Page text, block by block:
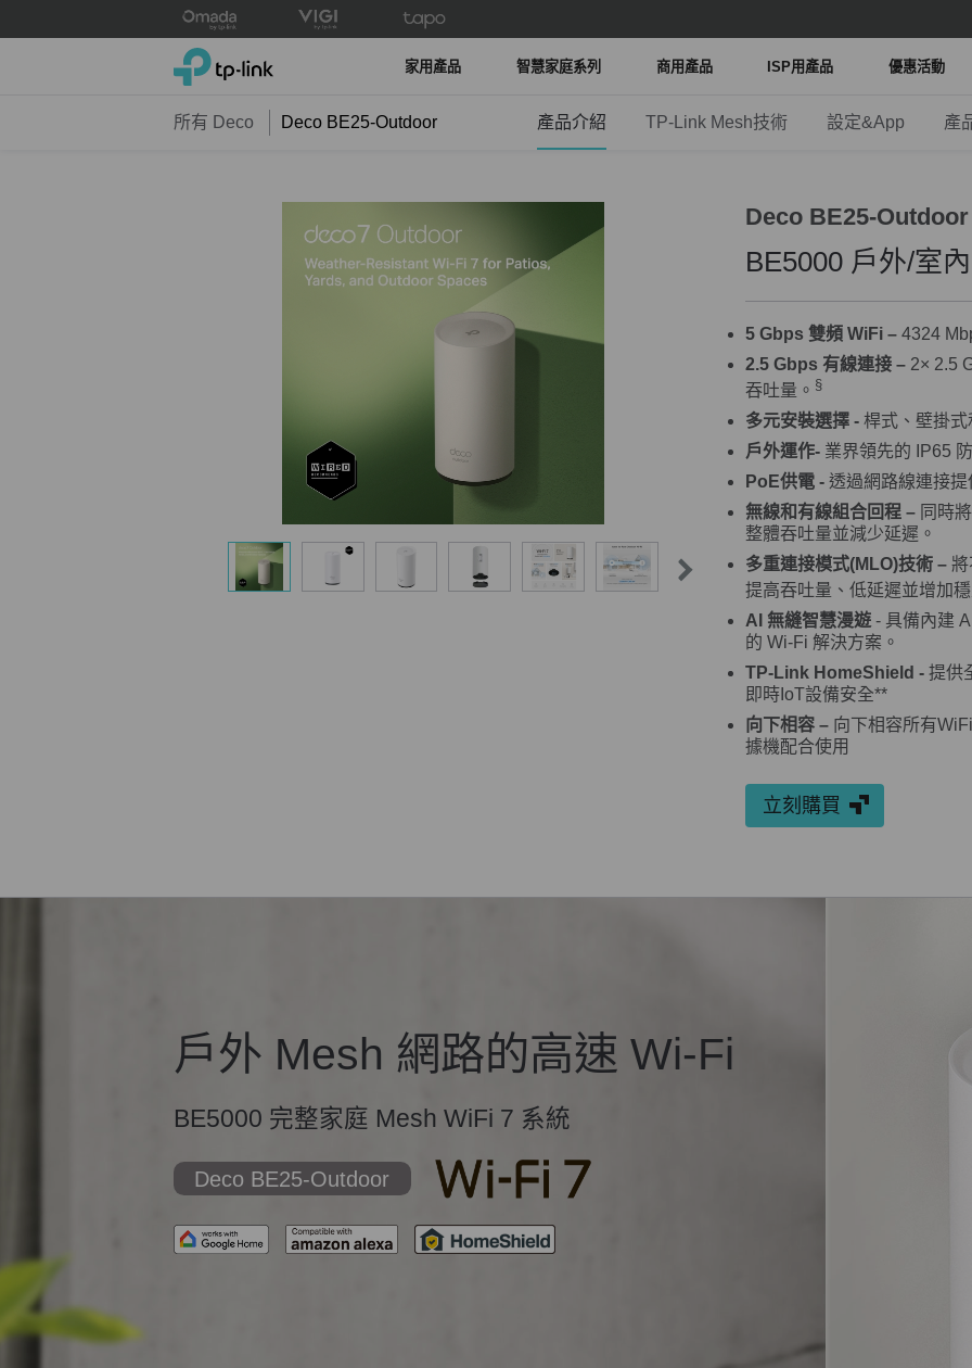
to
TP-Link, Reliably Smart 家用產品 智慧家庭系列 商用產品 ISP用產品 優惠活動
所有 Deco Deco BE25-Outdoor 產品介紹 TP-Link Mesh技術 設定&App 產
Deco BE25-Outdoor
BE5000 戶外/室
5 Gbps 雙頻 WiFi – 4324
2.5 Gbps 有線連接 – 2× 2.5
吞吐量。 §
多元安裝選擇 - 桿式、壁掛
戶外運作- 業界領先的 IP65
PoE供電 - 透過網路線連接
無線和有線組合回程 – 同時
整體吞吐量並減少延遲。
多重連接模式(MLO)技術 – 將
提高吞吐量、低延遲並增加
AI 無縫智慧漫遊- 具備內建
的 Wi-Fi 解決方案。
TP-Link HomeShield - 提供
即時IoT設備安全**
向下相容 – 向下相容所有
據機配合使用
立刻購買
戶外 Mesh 網路的高速 Wi-Fi
BE5000 完整家庭 Mesh WiFi 7 系統
Deco BE25-Outdoor